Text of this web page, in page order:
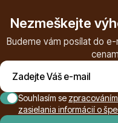
Nezmeškejte
Budeme vám posílat do
Souhlasím se
zasielania informácií o